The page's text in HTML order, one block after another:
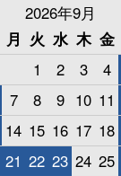
2026年9月
月 火 水 木 金
1
2 3 4
7 8 9 10 11
14 15 16 17 18
21 22 23 24 25